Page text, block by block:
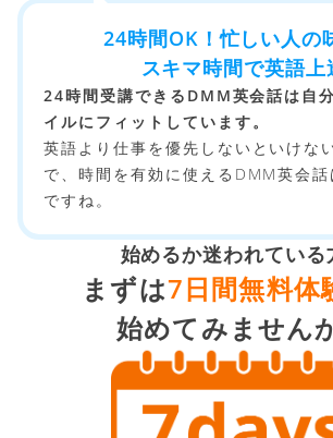
24時間OK！忙しい人の
スキマ時間で英語上
24時間受講できるDMM英会話は自
イルにフィットしています。
英語より仕事を優先しないといけな
で、時間を有効に使えるDMM英会
ですね。
始めるか迷われている
まずは7日間無料体
始めてみません